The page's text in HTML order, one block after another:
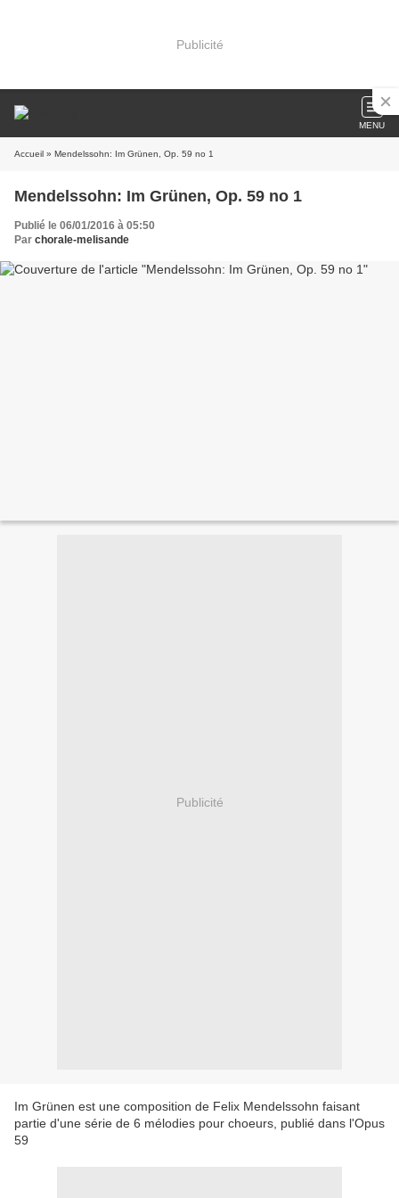
Publicité
MENU
Accueil » Mendelssohn: Im Grünen, Op. 59 no 1
Mendelssohn: Im Grünen, Op. 59 no 1
Publié le 06/01/2016 à 05:50
Par chorale-melisande
Publicité
Im Grünen est une composition de Felix Mendelssohn faisant
partie d'une série de 6 mélodies pour choeurs, publié dans l'Opus
59